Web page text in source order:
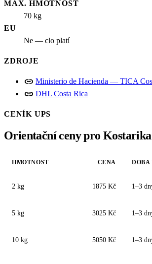
MAX. HMOTNOST
70 kg
EU
Ne — clo platí
ZDROJE
link Ministerio de Hacienda — TICA
link DHL Costa Rica
CENÍK UPS
Orientační ceny pro Kostarika
HMOTNOST CENA DOBA
2 kg 1875 Kč 1–3
5 kg 3025 Kč 1–3
10 kg 5050 Kč 1–3